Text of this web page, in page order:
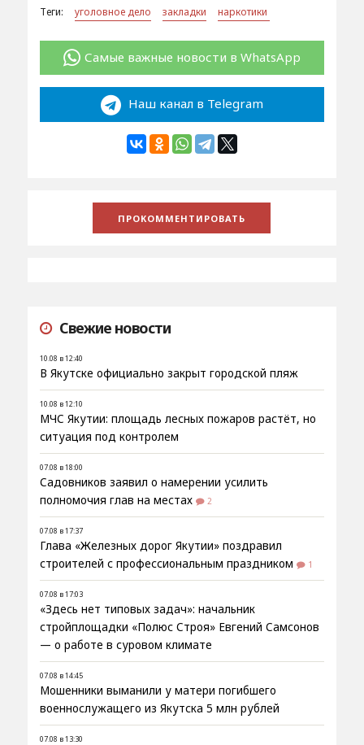
Теги: уголовное дело закладки наркотики
Самые важные новости в WhatsApp
Наш канал в Telegram
Свежие новости
10.08 в 12:40
В Якутске официально закрыт городской пляж
10.08 в 12:10
МЧС Якутии: площадь лесных пожаров растёт, но
ситуация под контролем
07.08 в 18:00
Садовников заявил о намерении усилить
полномочия глав на местах
2
07.08 в 17:37
Глава «Железных дорог Якутии» поздравил
строителей с профессиональным праздником
1
07.08 в 17:03
«Здесь нет типовых задач»: начальник
стройплощадки «Полюс Строя» Евгений Самсонов
— о работе в суровом климате
07.08 в 14:45
Мошенники выманили у матери погибшего
военнослужащего из Якутска 5 млн рублей
07.08 в 13:30